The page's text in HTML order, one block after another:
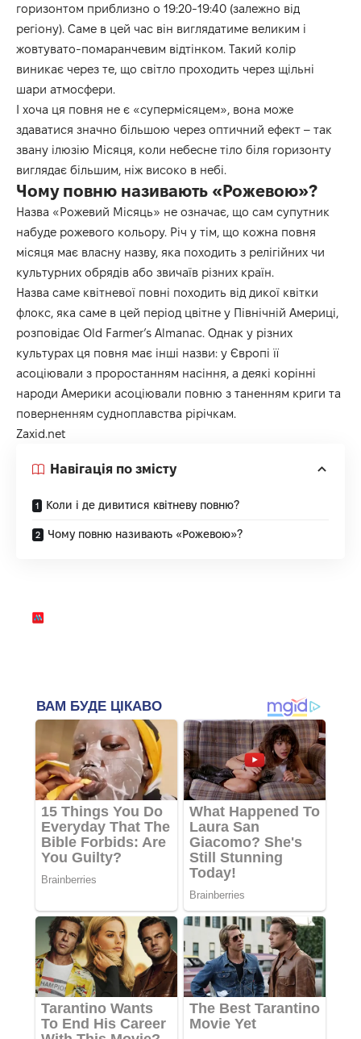
горизонтом приблизно о 19:20-19:40 (залежно від
регіону). Саме в цей час він виглядатиме великим і
жовтувато-помаранчевим відтінком. Такий колір
виникає через те, що світло проходить через щільні
шари атмосфери.
І хоча ця повня не є «супермісяцем», вона може
здаватися значно більшою через оптичний ефект – так
звану ілюзію Місяця, коли небесне тіло біля горизонту
виглядає більшим, ніж високо в небі.
Чому повню називають «Рожевою»?
Назва «Рожевий Місяць» не означає, що сам супутник
набуде рожевого кольору. Річ у тім, що кожна повня
місяця має власну назву, яка походить з релігійних чи
культурних обрядів або звичаїв різних країн.
Назва саме квітневої повні походить від дикої квітки
флокс, яка саме в цей період цвітне у Північній Америці,
розповідає Old Farmer’s Almanac. Однак у різних
культурах ця повня має інші назви: у Європі її
асоціювали з проростанням насіння, а деякі корінні
народи Америки асоціювали повню з таненням криги та
поверненням судноплавства рірічкам.
Zaxid.net
Навігація по змісту
Коли і де дивитися квітневу повню?
Чому повню називають «Рожевою»?